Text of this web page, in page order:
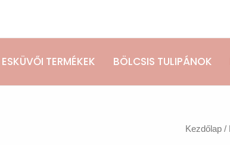
ESKÜVŐI TERMÉKEK BÖLCSIS TULIPÁNOK
Kezdőlap /